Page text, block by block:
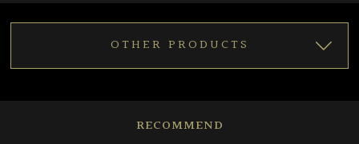
OTHER PRODUCTS
RECOMMEND